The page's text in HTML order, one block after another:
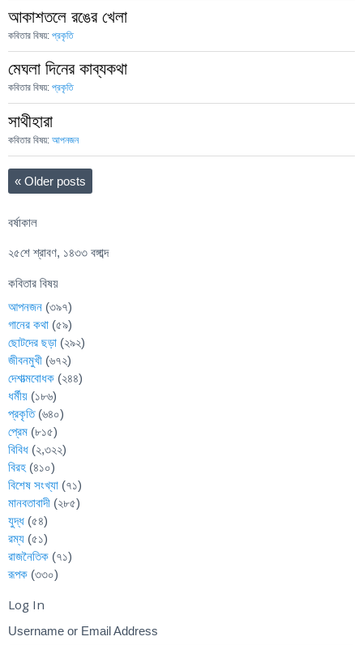
আকাশতলে রঙের খেলা
কবিতার বিষয়: প্রকৃতি
মেঘলা দিনের কাব্যকথা
কবিতার বিষয়: প্রকৃতি
সাথীহারা
কবিতার বিষয়: আপনজন
« Older posts
বর্ষাকাল
২৫শে শ্রাবণ, ১৪৩৩ বঙ্গাব্দ
কবিতার বিষয়
আপনজন (৩৯৭)
গানের কথা (৫৯)
ছোটদের ছড়া (২৯২)
জীবনমুখী (৬৭২)
দেশাত্মবোধক (২৪৪)
ধর্মীয় (১৮৬)
প্রকৃতি(৬৪০)
প্রেম (৮১৫)
বিবিধ (২,৩২২)
বিরহ (৪১০)
বিশেষ সংখ্যা (৭১)
মানবতাবাদী (২৮৫)
যুদ্ধ (৫৪)
রম্য (৫১)
রাজনৈতিক (৭১)
রূপক (৩৩০)
Log In
Username or Email Address